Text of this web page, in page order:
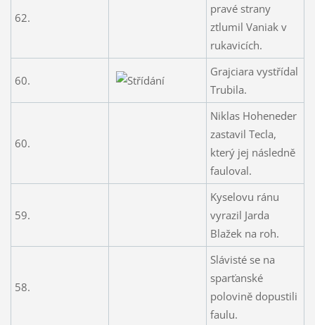
62.
pravé strany
ztlumil Vaniak v
rukavicích.
60.
Grajciara vystřídal
Trubila.
60.
Niklas Hoheneder
zastavil Tecla,
který jej následně
fauloval.
59.
Kyselovu ránu
vyrazil Jarda
Blažek na roh.
58.
Slávisté se na
sparťanské
polovině dopustili
faulu.